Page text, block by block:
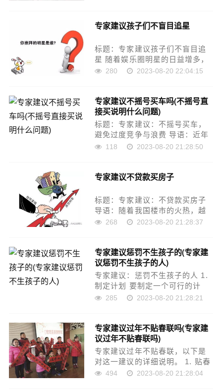
而，在专家们看来，不生孩子要
那么……
专家建议孩子们不盲目追星
标题：专家建议孩子们不盲目追
星 随着娱乐圈明星的日益增多，
孩子们盲目追星的现象也越来越
能引发一系列不良后果。 段落
一：盲目追星的危害 盲目追
星……
280 2023-08-20 22:04:15
专家建议不摇号买车吗(不摇号直
接买说明什么问题)
标题：专家建议：不摇号买车，
避免过度竞争与浪费 导语：近年
来，汽车市场竞争日益激烈，很
处排队摇号。然而，专家表示，
和……
118 2023-08-20 21:28:50
专家建议不贷款买房子
标题：专家建议：不贷款买房子
导语：随着我国楼市的火热，越
来越多的购房者希望通过贷款方
会面临较高的风险。本文将为大
家介绍不贷款买房子的好处和
注……
268 2023-08-20 21:28:37
专家建议惩罚不生孩子的(专家建
议惩罚不生孩子的人)
专家建议：惩罚不生孩子的人 1.
制定计划 要制定一个可行的计
划，首先需要明确目标。我们的
的人的长期影响。我们需要制定
一个详细的计划，包括具体……
285 2023-08-20 21:28:21
专家建议过年不贴春联吗(专家建
议过年不贴春联吗)
专家建议过年不贴春联，以下是
对这一建议的详细说明。 1. 贴春
联的注意事项 贴春联时需要注意
494 2023-08-20 21:28:04